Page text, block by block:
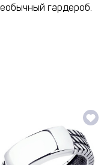
гардероб.